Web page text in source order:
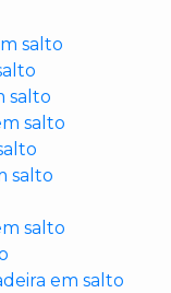
salto
salto
salto
salto
salto
em salto